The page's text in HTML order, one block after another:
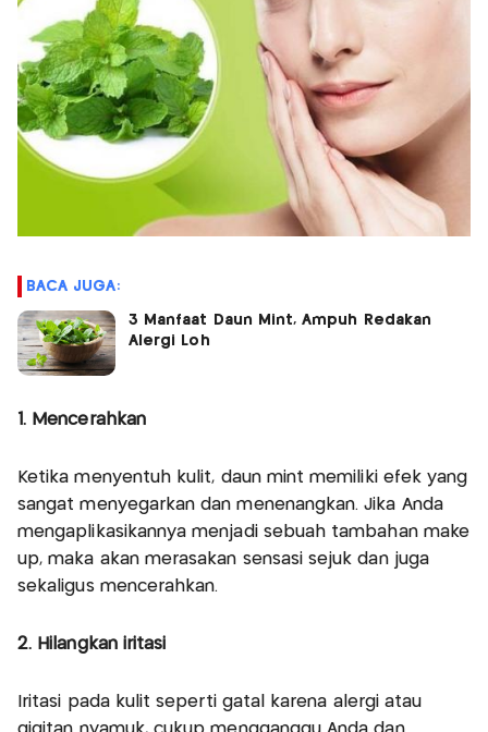
BACA JUGA:
3 Manfaat Daun Mint, Ampuh Redakan
Alergi Loh
1. Mencerahkan
Ketika menyentuh kulit, daun mint memiliki efek yang
sangat menyegarkan dan menenangkan. Jika Anda
mengaplikasikannya menjadi sebuah tambahan make
up, maka akan merasakan sensasi sejuk dan juga
sekaligus mencerahkan.
2. Hilangkan iritasi
Iritasi pada kulit seperti gatal karena alergi atau